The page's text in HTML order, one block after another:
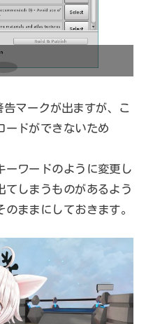
マークが出ますが、こ
ードができないため
ーワードのように変更し
てしまうものがあるよう
ままにしておきます。